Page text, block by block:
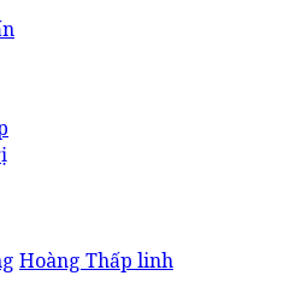
Hoàng Thấp linh